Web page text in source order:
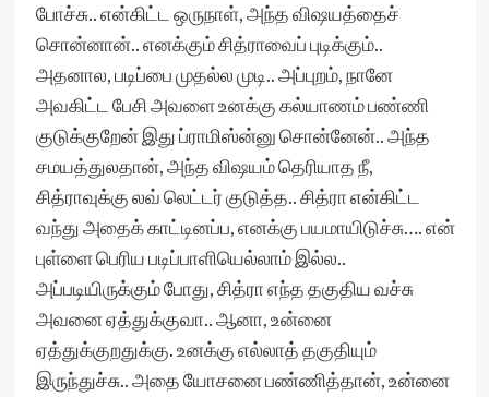
போச்சு.. என்கிட்ட ஒருநாள், அந்த விஷயத்தைச்
சொன்னான்.. எனக்கும் சித்ராவைப் புடிக்கும்..
அதனால, படிப்பை முதல்ல முடி.. அப்புறம், நானே
அவகிட்ட பேசி அவளை உனக்கு கல்யாணம் பண்ணி
குடுக்குறேன் இது ப்ராமிஸ்ன்னு சொன்னேன்.. அந்த
சமயத்துலதான், அந்த விஷயம் தெரியாத நீ,
சித்ராவுக்கு லவ் லெட்டர் குடுத்த.. சித்ரா என்கிட்ட
வந்து அதைக் காட்டினப்ப, எனக்கு பயமாயிடுச்சு…. என்
புள்ளை பெரிய படிப்பாளியெல்லாம் இல்ல..
அப்படியிருக்கும் போது, சித்ரா எந்த தகுதிய வச்சு
அவனை ஏத்துக்குவா.. ஆனா, உன்னை
ஏத்துக்குறதுக்கு. உனக்கு எல்லாத் தகுதியும்
இருந்துச்சு.. அதை யோசனை பண்ணித்தான், உன்னை